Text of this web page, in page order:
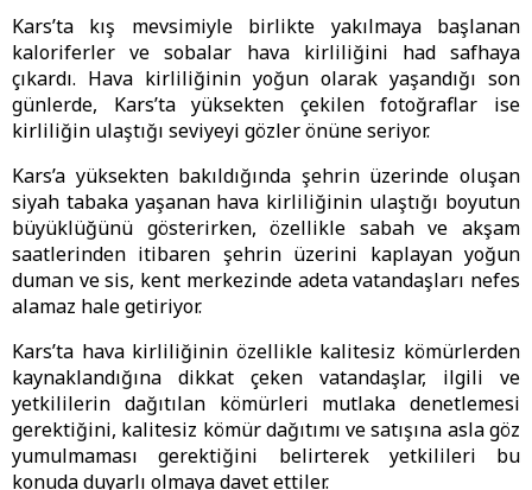
Kars’ta kış mevsimiyle birlikte yakılmaya başlanan
kaloriferler ve sobalar hava kirliliğini had safhaya
çıkardı. Hava kirliliğinin yoğun olarak yaşandığı son
günlerde, Kars’ta yüksekten çekilen fotoğraflar ise
kirliliğin ulaştığı seviyeyi gözler önüne seriyor.
Kars’a yüksekten bakıldığında şehrin üzerinde oluşan
siyah tabaka yaşanan hava kirliliğinin ulaştığı boyutun
büyüklüğünü gösterirken, özellikle sabah ve akşam
saatlerinden itibaren şehrin üzerini kaplayan yoğun
duman ve sis, kent merkezinde adeta vatandaşları nefes
alamaz hale getiriyor.
Kars’ta hava kirliliğinin özellikle kalitesiz kömürlerden
kaynaklandığına dikkat çeken vatandaşlar, ilgili ve
yetkililerin dağıtılan kömürleri mutlaka denetlemesi
gerektiğini, kalitesiz kömür dağıtımı ve satışına asla göz
yumulmaması gerektiğini belirterek yetkilileri bu
konuda duyarlı olmaya davet ettiler.